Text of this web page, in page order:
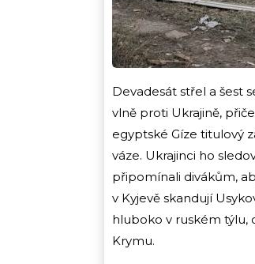
Devadesát střel a šest
vlně proti Ukrajině,
egyptské Gíze titulový
váze. Ukrajinci ho
připomínali divákům,
v Kyjevě skandují
hluboko v ruském týlu,
Krymu.